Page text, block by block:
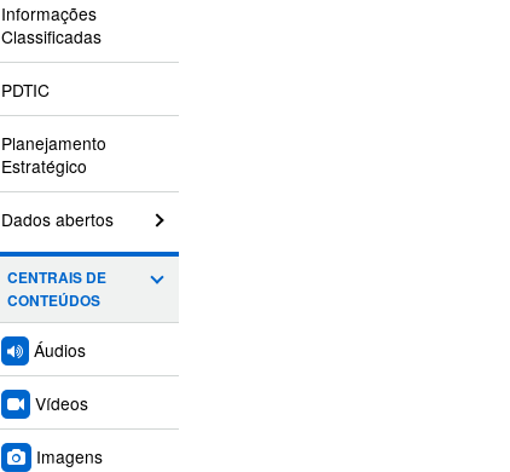
Informações
Classificadas
PDTIC
Planejamento
Estratégico
Dados abertos
CENTRAIS DE
CONTEÚDOS
Áudios
Vídeos
Imagens